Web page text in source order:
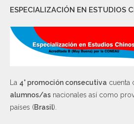
ESPECIALIZACIÓN EN ESTUDIOS
La 4° promoción consecutiva cuenta
alumnos/as nacionales así como
países (Brasil).